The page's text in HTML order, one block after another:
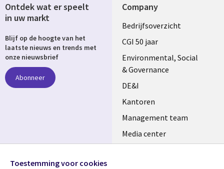
Company
Useful
links
NETHERLANDS
Bedrijfsoverzicht
CGI 50 jaar
Environmental, Social
& Governance
DE&I
Kantoren
Management team
Media center
Ontdek wat er speelt
in uw markt
Blijf op de hoogte van het
laatste nieuws en trends met
onze nieuwsbrief
Abonneer
Volg ons
Social
Toestemming voor cookies